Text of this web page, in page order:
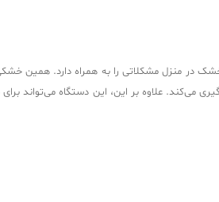
در منزل مشکلاتی را به همراه دارد. همین
می‌کند. علاوه بر این، این دستگاه